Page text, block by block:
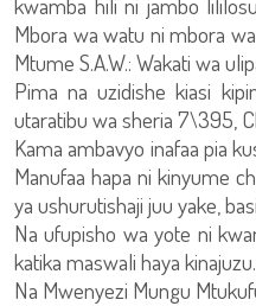
Mbora wa watu ni mbora
Mtume S.A.W.: Wakati wa
Pima na uzidishe kiasi
utaratibu wa sheria 7\395,
Kama ambavyo inafaa pia
Manufaa hapa ni kinyume
ya ushurutishaji juu yake,
Na ufupisho wa yote ni
katika maswali haya kinajuzu.
Na Mwenyezi Mungu